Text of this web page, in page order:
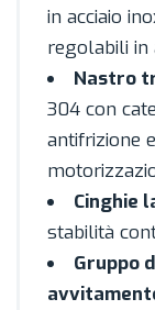
in acciaio
regolabili in
Nastro
304 con
antifrizione
Cinghie
stabilità
Gruppo